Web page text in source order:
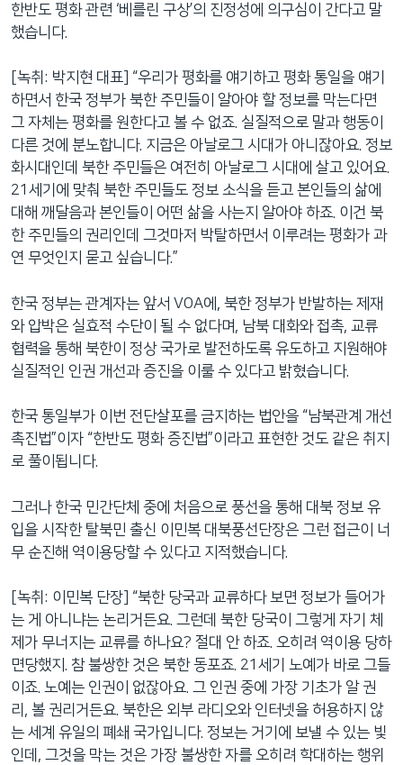
한반도 평화 관련 ‘베를린 구상’의 진정성에 의구심이 간다고 말
했습니다.
[녹취: 박지현 대표] “우리가 평화를 얘기하고 평화 통일을 얘기
하면서 한국 정부가 북한 주민들이 알아야 할 정보를 막는다면
그 자체는 평화를 원한다고 볼 수 없죠. 실질적으로 말과 행동이
다른 것에 분노합니다. 지금은 아날로그 시대가 아니잖아요. 정보
화시대인데 북한 주민들은 여전히 아날로그 시대에 살고 있어요.
21세기에 맞춰 북한 주민들도 정보 소식을 듣고 본인들의 삶에
대해 깨달음과 본인들이 어떤 삶을 사는지 알아야 하죠. 이건 북
한 주민들의 권리인데 그것마저 박탈하면서 이루려는 평화가 과
연 무엇인지 묻고 싶습니다.”
한국 정부는 관계자는 앞서 VOA에, 북한 정부가 반발하는 제재
와 압박은 실효적 수단이 될 수 없다며, 남북 대화와 접촉, 교류
협력을 통해 북한이 정상 국가로 발전하도록 유도하고 지원해야
실질적인 인권 개선과 증진을 이룰 수 있다고 밝혔습니다.
한국 통일부가 이번 전단살포를 금지하는 법안을 “남북관계 개선
촉진법”이자 “한반도 평화 증진법”이라고 표현한 것도 같은 취지
로 풀이됩니다.
그러나 한국 민간단체 중에 처음으로 풍선을 통해 대북 정보 유
입을 시작한 탈북민 출신 이민복 대북풍선단장은 그런 접근이 너
무 순진해 역이용당할 수 있다고 지적했습니다.
[녹취: 이민복 단장] “북한 당국과 교류하다 보면 정보가 들어가
는 게 아니냐는 논리거든요. 그런데 북한 당국이 그렇게 자기 체
제가 무너지는 교류를 하나요? 절대 안 하죠. 오히려 역이용 당하
면당했지. 참 불쌍한 것은 북한 동포죠. 21세기 노예가 바로 그들
이죠. 노예는 인권이 없잖아요. 그 인권 중에 가장 기초가 알 권
리, 볼 권리거든요. 북한은 외부 라디오와 인터넷을 허용하지 않
는 세계 유일의 폐쇄 국가입니다. 정보는 거기에 보낼 수 있는 빛
인데, 그것을 막는 것은 가장 불쌍한 자를 오히려 학대하는 행위